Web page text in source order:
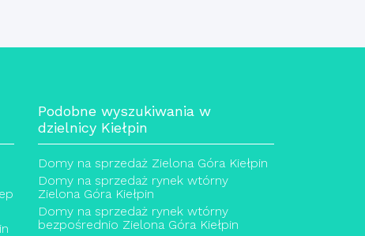
Podobne wyszukiwania w
dzielnicy Kiełpin
Domy na sprzedaż Zielona Góra Kiełpin
Domy na sprzedaż rynek wtórny
Zielona Góra Kiełpin
Domy na sprzedaż rynek wtórny
bezpośrednio Zielona Góra Kiełpin